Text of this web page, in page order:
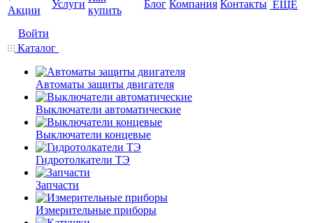
Акции
Услуги
купить
Блог Компания Контакты ЕЩЕ
Войти
Каталог
Автоматы защиты двигателя
Выключатели автоматические
Выключатели концевые
Гидротолкатели ТЭ
Запчасти
Измерительные приборы